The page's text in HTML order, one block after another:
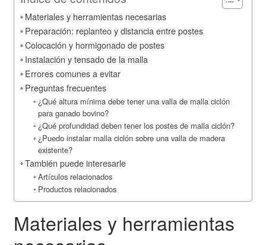
Materiales y herramientas necesarias
Preparación: replanteo y distancia entre postes
Colocación y hormigonado de postes
Instalación y tensado de la malla
Errores comunes a evitar
Preguntas frecuentes
¿Qué altura mínima debe tener una valla de malla ciclón
para ganado bovino?
¿Qué profundidad deben tener los postes de malla ciclón?
¿Puedo instalar malla ciclón sobre una valla de madera
existente?
También puede interesarle
Artículos relacionados
Productos relacionados
Materiales y herramientas